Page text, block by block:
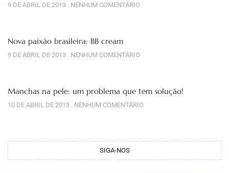
9 DE ABRIL DE 2013 NENHUM COMENTÁRIO
Nova paixão brasileira: BB cream
9 DE ABRIL DE 2013 NENHUM COMENTÁRIO
Manchas na pele: um problema que tem solução!
10 DE ABRIL DE 2013 NENHUM COMENTÁRIO
SIGA-NOS